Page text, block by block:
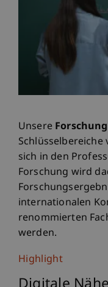
Unsere Forschung
sich in den
Forschung wird
internationalen
renommierten
werden.
Highlight